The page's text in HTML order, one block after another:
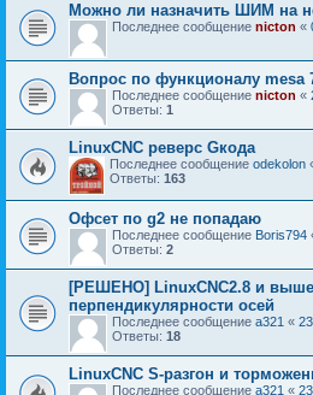
Можно ли назначить ШИМ на
Последнее сообщение nicton «
Вопрос по функционалу mesa
Последнее сообщение nicton «
Ответы: 1
LinuxCNC реверс Gкода
Последнее сообщение odekolon
Ответы: 163
Офсет по g2 не попадаю
Последнее сообщение Boris794
Ответы: 2
[РЕШЕНО] LinuxCNC2.8 и
перпендикулярности осей
Последнее сообщение a321 «
Ответы: 18
LinuxCNC S-разгон и
Последнее сообщение a321 «